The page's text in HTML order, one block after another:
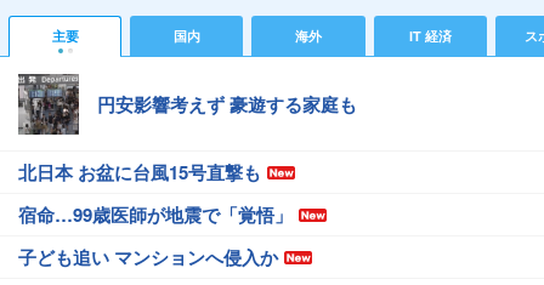
主要 国内 海外 IT 経済 ス
円安影響考えず 豪遊する家庭も
北日本 お盆に台風15号直撃も
宿命…99歳医師が地震で「覚悟」
子ども追い マンションへ侵入か